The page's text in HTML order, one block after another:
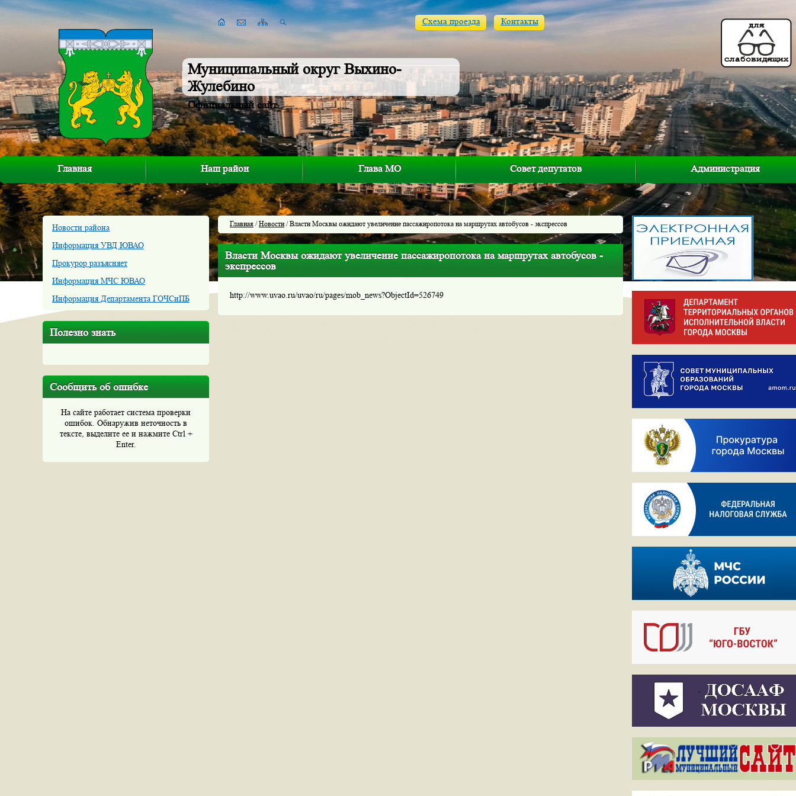
Муниципальный округ Выхино-
Жулебино
Официальный сайт
Схема проезда Контакты
Главная Наш район Глава МО Совет депутатов Администрация
Новости района
Информация УВД ЮВАО
Прокурор разъясняет
Информация МЧС ЮВАО
Информация Департамента ГОЧСиПБ
Полезно знать
Сообщить об ошибке
На сайте работает система проверки
ошибок. Обнаружив неточность в
тексте, выделите ее и нажмите Ctrl +
Enter.
Главная /Новости/ Власти Москвы ожидают увеличение пассажиропотока на маршрутах автобусов - экспрессов
Власти Москвы ожидают увеличение пассажиропотока на маршрутах автобусов -
экспрессов
http://www.uvao.ru/uvao/ru/pages/mob_news?ObjectId=526749